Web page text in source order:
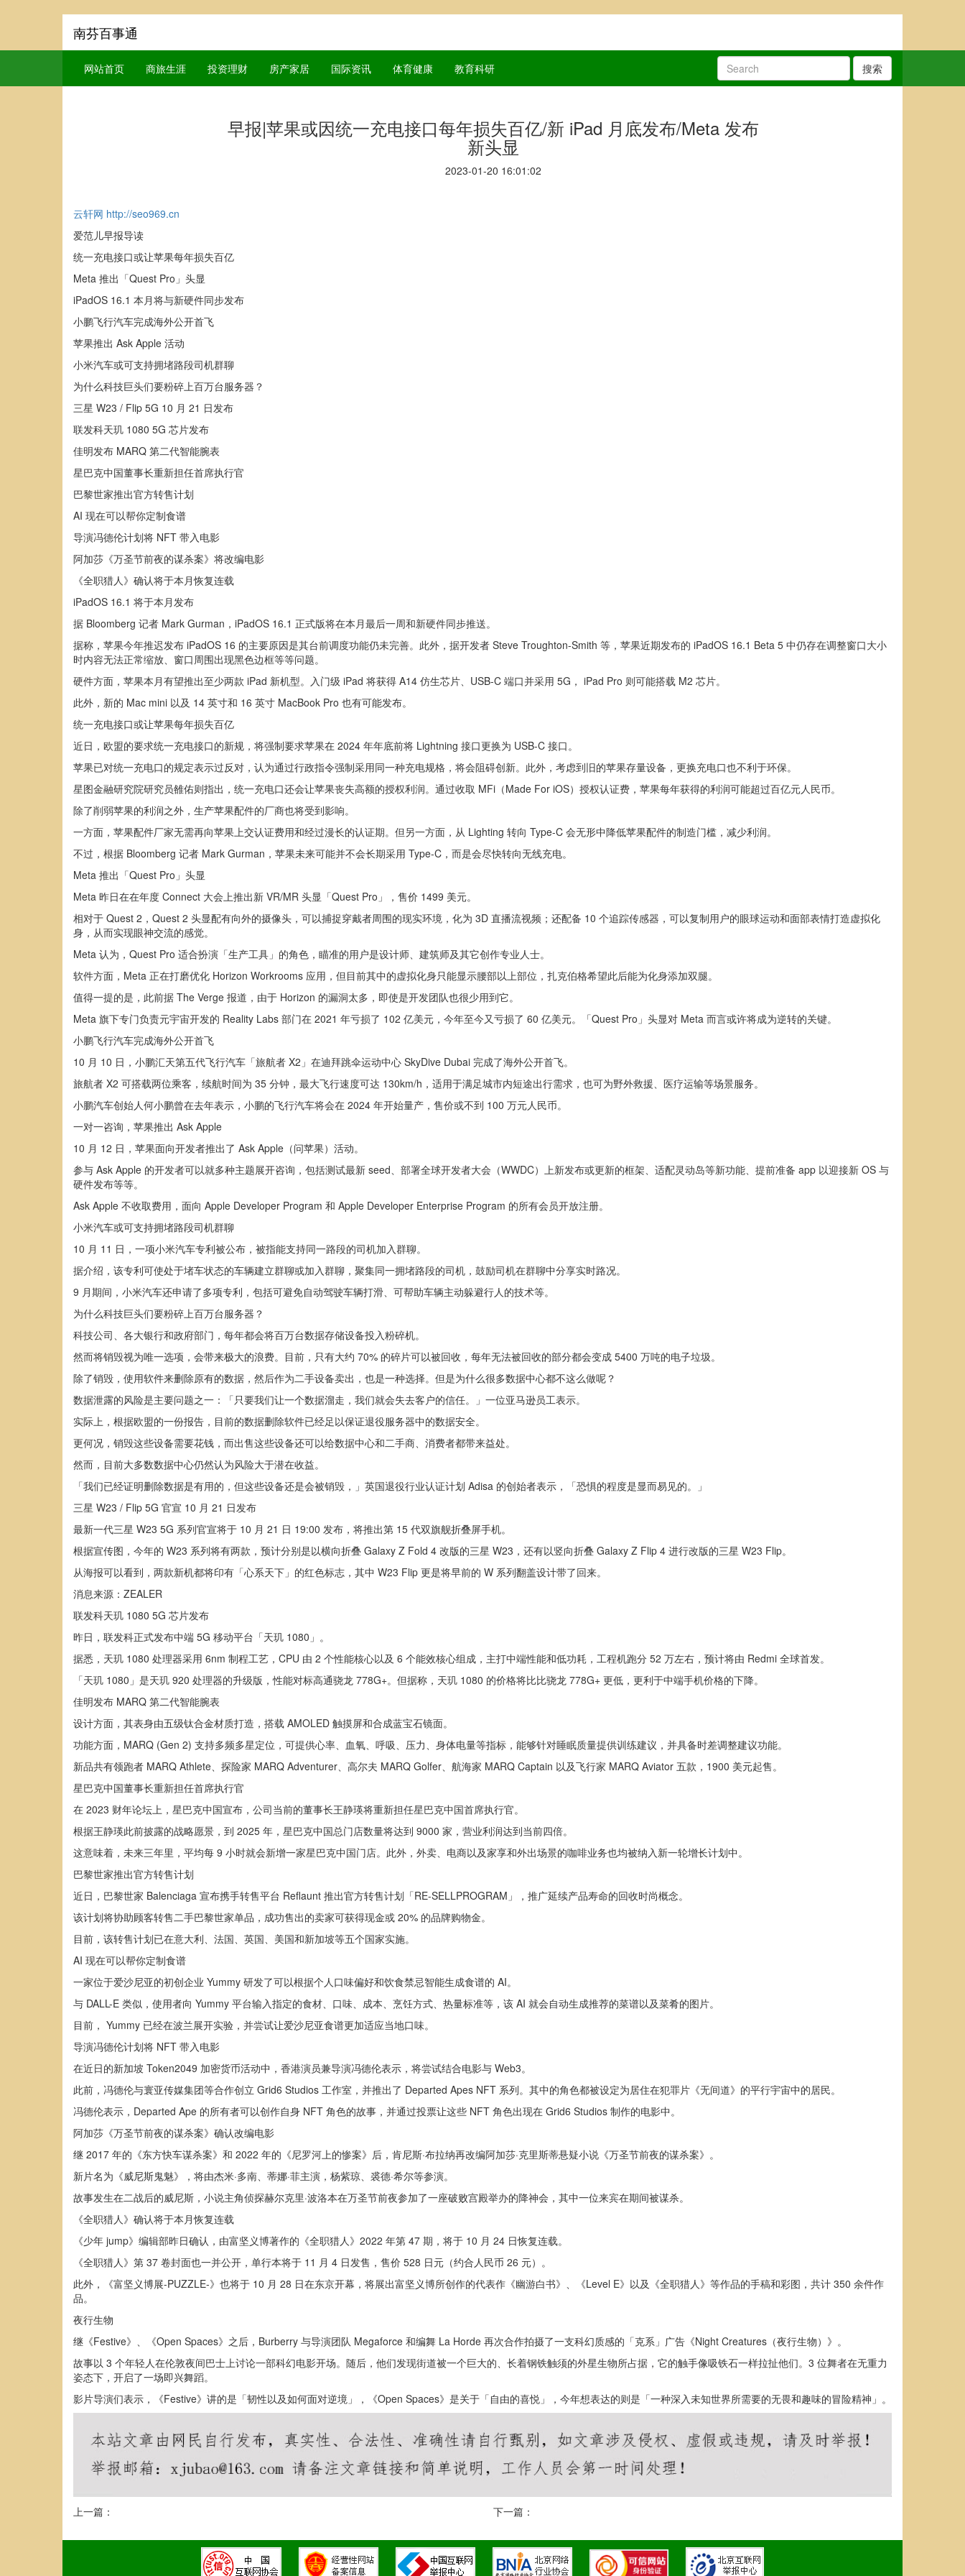
南芬百事通
网站首页 商旅生涯 投资理财 房产家居 国际资讯 体育健康 教育科研 搜索
早报|苹果或因统一充电接口每年损失百亿/新 iPad 月底发布/Meta 发布
新头显
2023-01-20 16:01:02
云轩网 http://seo969.cn
爱范儿早报导读
统一充电接口或让苹果每年损失百亿
Meta 推出「Quest Pro」头显
iPadOS 16.1 本月将与新硬件同步发布
小鹏飞行汽车完成海外公开首飞
苹果推出 Ask Apple 活动
小米汽车或可支持拥堵路段司机群聊
为什么科技巨头们要粉碎上百万台服务器？
三星 W23 / Flip 5G 10 月 21 日发布
联发科天玑 1080 5G 芯片发布
佳明发布 MARQ 第二代智能腕表
星巴克中国董事长重新担任首席执行官
巴黎世家推出官方转售计划
AI 现在可以帮你定制食谱
导演冯德伦计划将 NFT 带入电影
阿加莎《万圣节前夜的谋杀案》将改编电影
《全职猎人》确认将于本月恢复连载
iPadOS 16.1 将于本月发布
据 Bloomberg 记者 Mark Gurman，iPadOS 16.1 正式版将在本月最后一周和新硬件同步推送。
据称，苹果今年推迟发布 iPadOS 16 的主要原因是其台前调度功能仍未完善。此外，据开发者 Steve Troughton-Smith 等，苹果近期发布的 iPadOS 16.1 Beta 5 中仍存在调整窗口大小
时内容无法正常缩放、窗口周围出现黑色边框等等问题。
硬件方面，苹果本月有望推出至少两款 iPad 新机型。入门级 iPad 将获得 A14 仿生芯片、USB-C 端口并采用 5G， iPad Pro 则可能搭载 M2 芯片。
此外，新的 Mac mini 以及 14 英寸和 16 英寸 MacBook Pro 也有可能发布。
统一充电接口或让苹果每年损失百亿
近日，欧盟的要求统一充电接口的新规，将强制要求苹果在 2024 年年底前将 Lightning 接口更换为 USB-C 接口。
苹果已对统一充电口的规定表示过反对，认为通过行政指令强制采用同一种充电规格，将会阻碍创新。此外，考虑到旧的苹果存量设备，更换充电口也不利于环保。
星图金融研究院研究员雒佑则指出，统一充电口还会让苹果丧失高额的授权利润。通过收取 MFi（Made For iOS）授权认证费，苹果每年获得的利润可能超过百亿元人民币。
除了削弱苹果的利润之外，生产苹果配件的厂商也将受到影响。
一方面，苹果配件厂家无需再向苹果上交认证费用和经过漫长的认证期。但另一方面，从 Lighting 转向 Type-C 会无形中降低苹果配件的制造门槛，减少利润。
不过，根据 Bloomberg 记者 Mark Gurman，苹果未来可能并不会长期采用 Type-C，而是会尽快转向无线充电。
Meta 推出「Quest Pro」头显
Meta 昨日在在年度 Connect 大会上推出新 VR/MR 头显「Quest Pro」，售价 1499 美元。
相对于 Quest 2，Quest 2 头显配有向外的摄像头，可以捕捉穿戴者周围的现实环境，化为 3D 直播流视频；还配备 10 个追踪传感器，可以复制用户的眼球运动和面部表情打造虚拟化
身，从而实现眼神交流的感觉。
Meta 认为，Quest Pro 适合扮演「生产工具」的角色，瞄准的用户是设计师、建筑师及其它创作专业人士。
软件方面，Meta 正在打磨优化 Horizon Workrooms 应用，但目前其中的虚拟化身只能显示腰部以上部位，扎克伯格希望此后能为化身添加双腿。
值得一提的是，此前据 The Verge 报道，由于 Horizon 的漏洞太多，即使是开发团队也很少用到它。
Meta 旗下专门负责元宇宙开发的 Reality Labs 部门在 2021 年亏损了 102 亿美元，今年至今又亏损了 60 亿美元。「Quest Pro」头显对 Meta 而言或许将成为逆转的关键。
小鹏飞行汽车完成海外公开首飞
10 月 10 日，小鹏汇天第五代飞行汽车「旅航者 X2」在迪拜跳伞运动中心 SkyDive Dubai 完成了海外公开首飞。
旅航者 X2 可搭载两位乘客，续航时间为 35 分钟，最大飞行速度可达 130km/h，适用于满足城市内短途出行需求，也可为野外救援、医疗运输等场景服务。
小鹏汽车创始人何小鹏曾在去年表示，小鹏的飞行汽车将会在 2024 年开始量产，售价或不到 100 万元人民币。
一对一咨询，苹果推出 Ask Apple
10 月 12 日，苹果面向开发者推出了 Ask Apple（问苹果）活动。
参与 Ask Apple 的开发者可以就多种主题展开咨询，包括测试最新 seed、部署全球开发者大会（WWDC）上新发布或更新的框架、适配灵动岛等新功能、提前准备 app 以迎接新 OS 与
硬件发布等等。
Ask Apple 不收取费用，面向 Apple Developer Program 和 Apple Developer Enterprise Program 的所有会员开放注册。
小米汽车或可支持拥堵路段司机群聊
10 月 11 日，一项小米汽车专利被公布，被指能支持同一路段的司机加入群聊。
据介绍，该专利可使处于堵车状态的车辆建立群聊或加入群聊，聚集同一拥堵路段的司机，鼓励司机在群聊中分享实时路况。
9 月期间，小米汽车还申请了多项专利，包括可避免自动驾驶车辆打滑、可帮助车辆主动躲避行人的技术等。
为什么科技巨头们要粉碎上百万台服务器？
科技公司、各大银行和政府部门，每年都会将百万台数据存储设备投入粉碎机。
然而将销毁视为唯一选项，会带来极大的浪费。目前，只有大约 70% 的碎片可以被回收，每年无法被回收的部分都会变成 5400 万吨的电子垃圾。
除了销毁，使用软件来删除原有的数据，然后作为二手设备卖出，也是一种选择。但是为什么很多数据中心都不这么做呢？
数据泄露的风险是主要问题之一：「只要我们让一个数据溜走，我们就会失去客户的信任。」一位亚马逊员工表示。
实际上，根据欧盟的一份报告，目前的数据删除软件已经足以保证退役服务器中的数据安全。
更何况，销毁这些设备需要花钱，而出售这些设备还可以给数据中心和二手商、消费者都带来益处。
然而，目前大多数数据中心仍然认为风险大于潜在收益。
「我们已经证明删除数据是有用的，但这些设备还是会被销毁，」英国退役行业认证计划 Adisa 的创始者表示，「恐惧的程度是显而易见的。」
三星 W23 / Flip 5G 官宣 10 月 21 日发布
最新一代三星 W23 5G 系列官宣将于 10 月 21 日 19:00 发布，将推出第 15 代双旗舰折叠屏手机。
根据宣传图，今年的 W23 系列将有两款，预计分别是以横向折叠 Galaxy Z Fold 4 改版的三星 W23，还有以竖向折叠 Galaxy Z Flip 4 进行改版的三星 W23 Flip。
从海报可以看到，两款新机都将印有「心系天下」的红色标志，其中 W23 Flip 更是将早前的 W 系列翻盖设计带了回来。
消息来源：ZEALER
联发科天玑 1080 5G 芯片发布
昨日，联发科正式发布中端 5G 移动平台「天玑 1080」。
据悉，天玑 1080 处理器采用 6nm 制程工艺，CPU 由 2 个性能核心以及 6 个能效核心组成，主打中端性能和低功耗，工程机跑分 52 万左右，预计将由 Redmi 全球首发。
「天玑 1080」是天玑 920 处理器的升级版，性能对标高通骁龙 778G+。但据称，天玑 1080 的价格将比比骁龙 778G+ 更低，更利于中端手机价格的下降。
佳明发布 MARQ 第二代智能腕表
设计方面，其表身由五级钛合金材质打造，搭载 AMOLED 触摸屏和合成蓝宝石镜面。
功能方面，MARQ (Gen 2) 支持多频多星定位，可提供心率、血氧、呼吸、压力、身体电量等指标，能够针对睡眠质量提供训练建议，并具备时差调整建议功能。
新品共有领跑者 MARQ Athlete、探险家 MARQ Adventurer、高尔夫 MARQ Golfer、航海家 MARQ Captain 以及飞行家 MARQ Aviator 五款，1900 美元起售。
星巴克中国董事长重新担任首席执行官
在 2023 财年论坛上，星巴克中国宣布，公司当前的董事长王静瑛将重新担任星巴克中国首席执行官。
根据王静瑛此前披露的战略愿景，到 2025 年，星巴克中国总门店数量将达到 9000 家，营业利润达到当前四倍。
这意味着，未来三年里，平均每 9 小时就会新增一家星巴克中国门店。此外，外卖、电商以及家享和外出场景的咖啡业务也均被纳入新一轮增长计划中。
巴黎世家推出官方转售计划
近日，巴黎世家 Balenciaga 宣布携手转售平台 Reflaunt 推出官方转售计划「RE-SELLPROGRAM」，推广延续产品寿命的回收时尚概念。
该计划将协助顾客转售二手巴黎世家单品，成功售出的卖家可获得现金或 20% 的品牌购物金。
目前，该转售计划已在意大利、法国、英国、美国和新加坡等五个国家实施。
AI 现在可以帮你定制食谱
一家位于爱沙尼亚的初创企业 Yummy 研发了可以根据个人口味偏好和饮食禁忌智能生成食谱的 AI。
与 DALL-E 类似，使用者向 Yummy 平台输入指定的食材、口味、成本、烹饪方式、热量标准等，该 AI 就会自动生成推荐的菜谱以及菜肴的图片。
目前， Yummy 已经在波兰展开实验，并尝试让爱沙尼亚食谱更加适应当地口味。
导演冯德伦计划将 NFT 带入电影
在近日的新加坡 Token2049 加密货币活动中，香港演员兼导演冯德伦表示，将尝试结合电影与 Web3。
此前，冯德伦与寰亚传媒集团等合作创立 Grid6 Studios 工作室，并推出了 Departed Apes NFT 系列。其中的角色都被设定为居住在犯罪片《无间道》的平行宇宙中的居民。
冯德伦表示，Departed Ape 的所有者可以创作自身 NFT 角色的故事，并通过投票让这些 NFT 角色出现在 Grid6 Studios 制作的电影中。
阿加莎《万圣节前夜的谋杀案》确认改编电影
继 2017 年的《东方快车谋杀案》和 2022 年的《尼罗河上的惨案》后，肯尼斯·布拉纳再改编阿加莎·克里斯蒂悬疑小说《万圣节前夜的谋杀案》。
新片名为《威尼斯鬼魅》，将由杰米·多南、蒂娜·菲主演，杨紫琼、裘德·希尔等参演。
故事发生在二战后的威尼斯，小说主角侦探赫尔克里·波洛本在万圣节前夜参加了一座破败宫殿举办的降神会，其中一位来宾在期间被谋杀。
《全职猎人》确认将于本月恢复连载
《少年 jump》编辑部昨日确认，由富坚义博著作的《全职猎人》2022 年第 47 期，将于 10 月 24 日恢复连载。
《全职猎人》第 37 卷封面也一并公开，单行本将于 11 月 4 日发售，售价 528 日元（约合人民币 26 元）。
此外，《富坚义博展-PUZZLE-》也将于 10 月 28 日在东京开幕，将展出富坚义博所创作的代表作《幽游白书》、《Level E》以及《全职猎人》等作品的手稿和彩图，共计 350 余件作
品。
夜行生物
继《Festive》、《Open Spaces》之后，Burberry 与导演团队 Megaforce 和编舞 La Horde 再次合作拍摄了一支科幻质感的「克系」广告《Night Creatures（夜行生物）》。
故事以 3 个年轻人在伦敦夜间巴士上讨论一部科幻电影开场。随后，他们发现街道被一个巨大的、长着钢铁触须的外星生物所占据，它的触手像吸铁石一样拉扯他们。3 位舞者在无重力
姿态下，开启了一场即兴舞蹈。
影片导演们表示，《Festive》讲的是「韧性以及如何面对逆境」，《Open Spaces》是关于「自由的喜悦」，今年想表达的则是「一种深入未知世界所需要的无畏和趣味的冒险精神」。
上一篇： 下一篇：